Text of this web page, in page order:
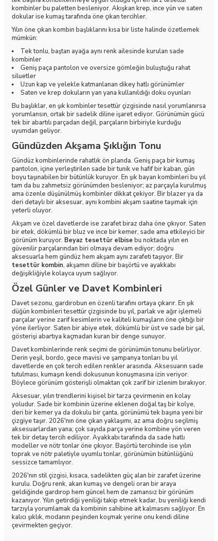
kombinler bu paletten besleniyor. Akışkan krep, ince yün ve saten
dokular ise kumaş tarafında öne çıkan tercihler.
Yılın öne çıkan kombin başlıklarını kısa bir liste halinde özetlemek
mümkün:
Tek tonlu, baştan ayağa aynı renk ailesinde kurulan sade
kombinler
Geniş paça pantolon ve oversize gömleğin buluştuğu rahat
siluetler
Uzun kap ve yelekle katmanlanan dikey hatlı görünümler
Saten ve krep dokuların yan yana kullanıldığı doku oyunları
Bu başlıklar, en şık kombinler tesettür çizgisinde nasıl yorumlanırsa
yorumlansın, ortak bir sadelik diline işaret ediyor. Görünümün gücü
tek bir abartılı parçadan değil, parçaların birbiriyle kurduğu
uyumdan geliyor.
Gündüzden Akşama Şıklığın Tonu
Gündüz kombinlerinde rahatlık ön planda. Geniş paça bir kumaş
pantolon, içine yerleştirilen sade bir tunik ve hafif bir kaban, gün
boyu taşınabilen bir bütünlük kuruyor. En şık bayan kombinleri bu yıl
tam da bu zahmetsiz görünümden besleniyor; az parçayla kurulmuş
ama özenle düşünülmüş kombinler dikkat çekiyor. Bir blazer ya da
deri detaylı bir aksesuar, aynı kombini akşam saatine taşımak için
yeterli oluyor.
Akşam ve özel davetlerde ise zarafet biraz daha öne çıkıyor. Saten
bir etek, dökümlü bir bluz ve ince bir kemer, sade ama etkileyici bir
görünüm kuruyor. Beyaz tesettür elbise bu noktada yılın en
güvenilir parçalarından biri olmaya devam ediyor; doğru
aksesuarla hem gündüz hem akşam aynı zarafeti taşıyor. Bir
tesettür kombin, akşamın diline bir başörtü ve ayakkabı
değişikliğiyle kolayca uyum sağlıyor.
Özel Günler ve Davet Kombinleri
Davet sezonu, gardırobun en özenli tarafını ortaya çıkarır. En şık
düğün kombinleri tesettür çizgisinde bu yıl, parlak ve ağır işlemeli
parçalar yerine zarif kesimlerin ve kaliteli kumaşların öne çıktığı bir
yöne ilerliyor. Saten bir abiye etek, dökümlü bir üst ve sade bir şal,
gösterişi abartıya kaçmadan kuran bir denge sunuyor.
Davet kombinlerinde renk seçimi de görünümün tonunu belirliyor.
Derin yeşil, bordo, gece mavisi ve şampanya tonları bu yıl
davetlerde en çok tercih edilen renkler arasında. Aksesuarın sade
tutulması, kumaşın kendi dokusunun konuşmasına izin veriyor.
Böylece görünüm gösterişli olmaktan çok zarif bir izlenim bırakıyor.
Aksesuar, yılın trendlerini kişisel bir tarza çevirmenin en kolay
yoludur. Sade bir kombinin üzerine eklenen doğal taş bir kolye,
deri bir kemer ya da dokulu bir çanta, görünümü tek başına yeni bir
çizgiye taşır. 2026'nın öne çıkan yaklaşımı, az ama doğru seçilmiş
aksesuarlardan yana; çok sayıda parça yerine kombine yön veren
tek bir detay tercih ediliyor. Ayakkabı tarafında da sade hatlı
modeller ve nötr tonlar öne çıkıyor. Başörtü tercihinde ise yılın
toprak ve nötr paletiyle uyumlu tonlar, görünümün bütünlüğünü
sessizce tamamlıyor.
2026'nın stil çizgisi, kısaca, sadelikten güç alan bir zarafet üzerine
kurulu. Doğru renk, akan kumaş ve dengeli oran bir araya
geldiğinde gardırop hem güncel hem de zamansız bir görünüm
kazanıyor. Yılın getirdiği yeniliği takip etmek kadar, bu yeniliği kendi
tarzıyla yorumlamak da kombinin sahibine ait kalmasını sağlıyor. En
kalıcı şıklık, modanın peşinden koşmak yerine onu kendi diline
çevirmekten geçiyor.